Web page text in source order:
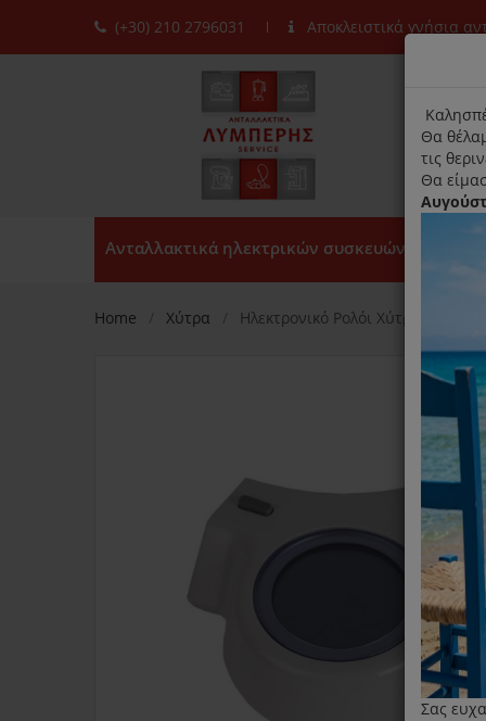
(+30) 210 2796031 Αποκλειστικά γνήσια
Ανταλλακτικά ηλεκτρικών συσκευών
Home Χύτρα Ηλεκτρονικό Ρολόι Χύτρας Tefal
title
Θα
τις
Θα
Σας